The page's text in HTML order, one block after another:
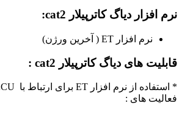
نرم افزار دیاگ کاترپیلار cat2:
نرم افزار ET ( آخرین ورژن)
قابلیت های دیاگ کاترپیلار cat2 :
فعالیت های :